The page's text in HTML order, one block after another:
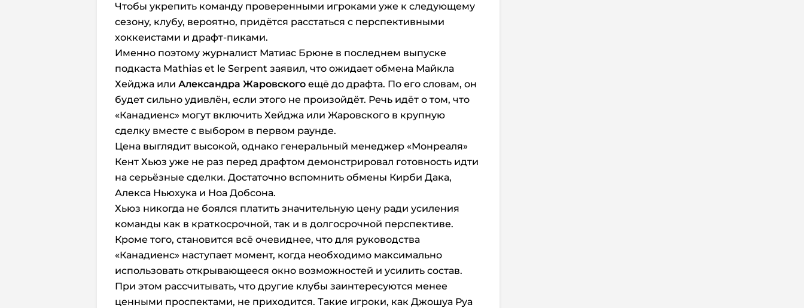
Чтобы укрепить команду проверенными игроками уже к следующему
сезону, клубу, вероятно, придётся расстаться с перспективными
хоккеистами и драфт-пиками.
Именно поэтому журналист Матиас Брюне в последнем выпуске
подкаста Mathias et le Serpent заявил, что ожидает обмена Майкла
Хейджа или Александра Жаровского ещё до драфта. По его словам, он
будет сильно удивлён, если этого не произойдёт. Речь идёт о том, что
«Канадиенс» могут включить Хейджа или Жаровского в крупную
сделку вместе с выбором в первом раунде.
Цена выглядит высокой, однако генеральный менеджер «Монреаля»
Кент Хьюз уже не раз перед драфтом демонстрировал готовность идти
на серьёзные сделки. Достаточно вспомнить обмены Кирби Дака,
Алекса Ньюхука и Ноа Добсона.
Хьюз никогда не боялся платить значительную цену ради усиления
команды как в краткосрочной, так и в долгосрочной перспективе.
Кроме того, становится всё очевиднее, что для руководства
«Канадиенс» наступает момент, когда необходимо максимально
использовать открывающееся окно возможностей и усилить состав.
При этом рассчитывать, что другие клубы заинтересуются менее
ценными проспектами, не приходится. Такие игроки, как Джошуа Руа